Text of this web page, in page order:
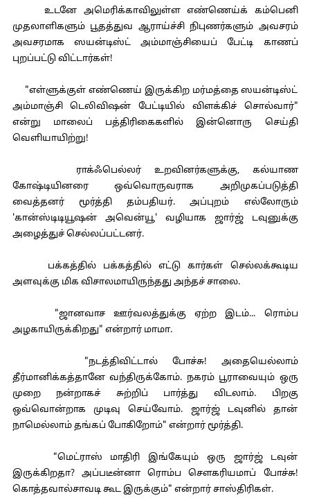
உடனே அமெரிக்காவிலுள்ள எண்ணெய்க் கம்பெனி
முதலாளிகளும் பூதத்துவ ஆராய்ச்சி நிபுணர்களும் அவசரம்
அவசரமாக ஸயன்டிஸ்ட் அம்மாஞ்சியைப் பேட்டி காணப்
புறப்பட்டு விட்டார்கள்!
"எள்ளுக்குள் எண்ணெய் இருக்கிற மர்மத்தை ஸயன்டிஸ்ட்
அம்மாஞ்சி டெலிவிஷன் பேட்டியில் விளக்கிச் சொல்வார்"
என்று மாலைப் பத்திரிகைகளில் இன்னொரு செய்தி
வெளியாயிற்று!
ராக்ஃபெல்லர் உறவினர்களுக்கு, கல்யாண
கோஷ்டியினரை ஒவ்வொருவராக அறிமுகப்படுத்தி
வைத்தனர் மூர்த்தி தம்பதியர். அப்புறம் எல்லோரும்
'கான்ஸ்டிடியூஷன் அவென்யூ' வழியாக ஜார்ஜ் டவுனுக்கு
அழைத்துச் செல்லப்பட்டனர்.
பக்கத்தில் பக்கத்தில் எட்டு கார்கள் செல்லக்கூடிய
அளவுக்கு மிக விசாலமாயிருந்தது அந்தச் சாலை.
"ஜானவாச ஊர்வலத்துக்கு ஏற்ற இடம்... ரொம்ப
அழகாயிருக்கிறது" என்றார் மாமா.
"நடத்திவிட்டால் போச்சு! அதையெல்லாம்
தீர்மானிக்கத்தானே வந்திருக்கோம். நகரம் பூராவையும் ஒரு
முறை நன்றாகச் சுற்றிப் பார்த்து விடலாம். பிறகு
ஒவ்வொன்றாக முடிவு செய்வோம். ஜார்ஜ் டவுனில் தான்
நாமெல்லாம் தங்கப் போகிறோம்" என்றார் மூர்த்தி.
"மெட்ராஸ் மாதிரி இங்கேயும் ஒரு ஜார்ஜ் டவுன்
இருக்கிறதா? அப்படீன்னா ரொம்ப சௌகரியமாப் போச்சு!
கொத்தவால்சாவடி கூட இருக்கும்" என்றார் சாஸ்திரிகள்.